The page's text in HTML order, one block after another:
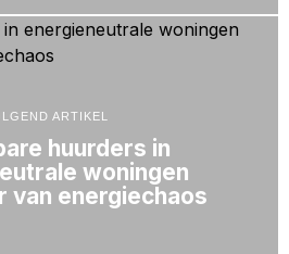
ARTIKEL
huurders in
woningen
van energiechaos